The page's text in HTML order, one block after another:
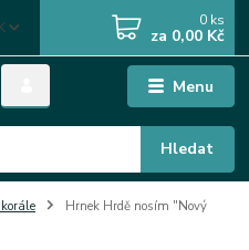
Menu
Hledat
0 ks
za 0,00 Kč
Hrnek Hrdě nosím "Nový